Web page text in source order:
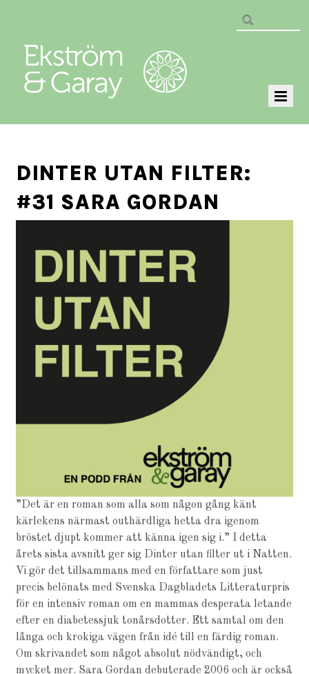
DINTER UTAN FILTER:
#31 SARA GORDAN
”Det är en roman som alla som någon gång känt
kärlekens närmast outhärdliga hetta dra igenom
bröstet djupt kommer att känna igen sig i.” I detta
årets sista avsnitt ger sig Dinter utan filter ut i Natten.
Vi gör det tillsammans med en författare som just
precis belönats med Svenska Dagbladets Litteraturpris
för en intensiv roman om en mammas desperata letande
efter en diabetessjuk tonårsdotter. Ett samtal om den
långa och krokiga vägen från idé till en färdig roman.
Om skrivandet som något absolut nödvändigt, och
mycket mer. Sara Gordan debuterade 2006 och är också